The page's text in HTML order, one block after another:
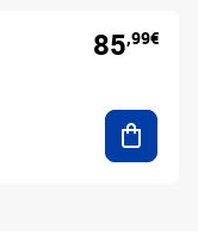
85,99€